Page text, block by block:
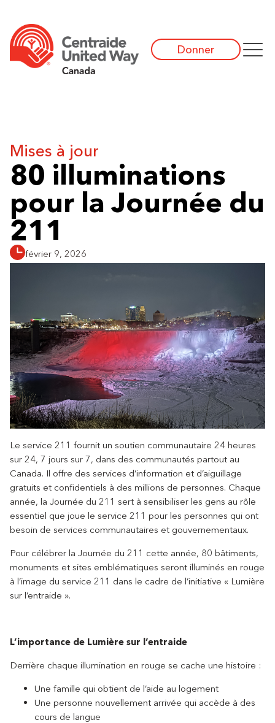
Donner
Mises à jour
80 illuminations
pour la Journée du
211
février 9, 2026
Le service 211 fournit un soutien communautaire 24 heures
sur 24, 7 jours sur 7, dans des communautés partout au
Canada. Il offre des services d’information et d’aiguillage
gratuits et confidentiels à des millions de personnes. Chaque
année, la Journée du 211 sert à sensibiliser les gens au rôle
essentiel que joue le service 211 pour les personnes qui ont
besoin de services communautaires et gouvernementaux.
Pour célébrer la Journée du 211 cette année, 80 bâtiments,
monuments et sites emblématiques seront illuminés en rouge
à l’image du service 211 dans le cadre de l’initiative « Lumière
sur l’entraide ».
L’importance de Lumière sur l’entraide
Derrière chaque illumination en rouge se cache une histoire :
Une famille qui obtient de l’aide au logement
Une personne nouvellement arrivée qui accède à des
cours de langue